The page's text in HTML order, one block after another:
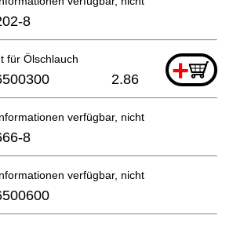
8
für Ölschlauch +
2.86
verfügbar, nicht bestellbar
8
verfügbar, nicht bestellbar